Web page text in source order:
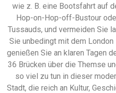
wie z. B. eine Bootsfahrt auf
Hop-on-Hop-off-Bustour
Tussauds, und vermeiden Sie
Sie unbedingt mit dem
genießen Sie an klaren Tagen
36 Brücken über die Themse
so viel zu tun in dieser
Stadt, die reich an Kultur,